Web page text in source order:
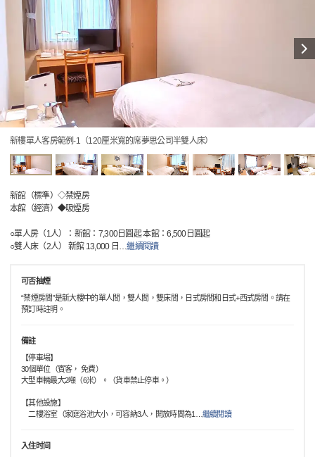
新樓單人客房範例-1（120厘米寬的席夢思公司半雙人床）
新館（標準）◇禁煙房
本館（經濟）◆吸煙房
○單人房（1人）：新館：7,300日圓起 本館：6,500日圓起
○雙人床（2人） 新館 13,000 日 …繼續閱讀
可否抽煙
“禁煙房間”是新大樓中的單人間，雙人間，雙床間，日式房間和日式+西式房間。請在
預訂時註明。
備註
【停車場】
30個單位（賓客， 免費）
大型車輛最大2噸（6米）。（貨車禁止停車。）
【其他設施】
二樓浴室（家庭浴池大小，可容納3人，開放時間為1
繼續閱讀
入住时间